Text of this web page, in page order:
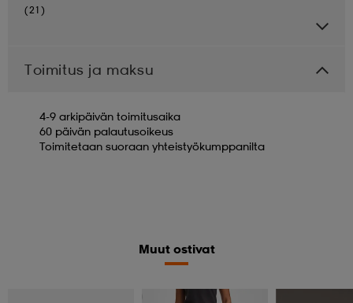
(21)
Toimitus ja maksu
4-9 arkipäivän toimitusaika
60 päivän palautusoikeus
Toimitetaan suoraan yhteistyökumppanilta
Muut ostivat
Valitse 2, maksa 44,99€